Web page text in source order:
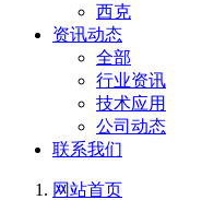
西克
资讯动态
全部
行业资讯
技术应用
公司动态
联系我们
网站首页